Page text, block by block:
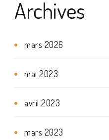
Archives
mars 2026
mai 2023
avril 2023
mars 2023